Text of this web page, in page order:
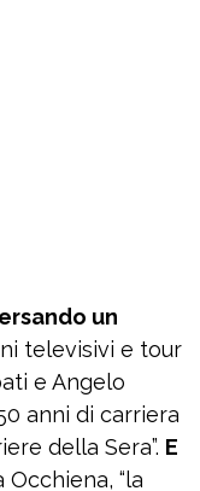
un
televisivi e tour
e Angelo
anni di carriera
della Sera”. E
Occhiena, “la